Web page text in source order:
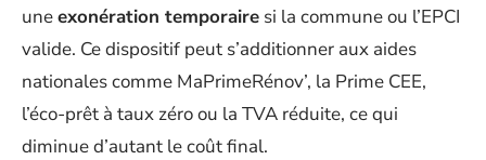
uneexonération temporaire si la commune ou l’EPCI
valide. Ce dispositif peut s’additionner aux aides
nationales comme MaPrimeRénov’, la Prime CEE,
l’éco-prêt à taux zéro ou la TVA réduite, ce qui
diminue d’autant le coût final.